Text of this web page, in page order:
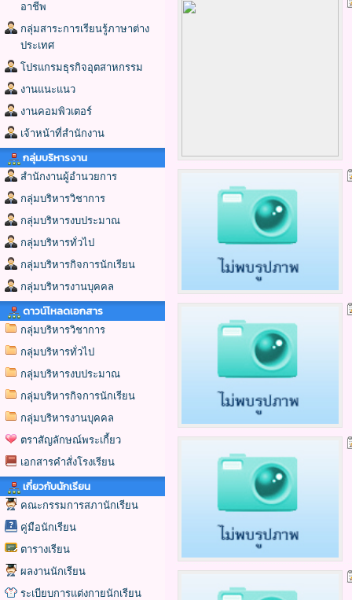
อาชีพ
กลุ่มสาระการเรียนรู้ภาษาต่าง
ประเทศ
โปรแกรมธุรกิจอุตสาหกรรม
งานแนะแนว
งานคอมพิวเตอร์
เจ้าหน้าที่สำนักงาน
กลุ่มบริหารงาน
สำนักงานผู้อำนวยการ
กลุ่มบริหารวิชาการ
กลุ่มบริหารงบประมาณ
กลุ่มบริหารทั่วไป
กลุ่มบริหารกิจการนักเรียน
กลุ่มบริหารงานบุคคล
ดาวน์โหลดเอกสาร
กลุ่มบริหารวิชาการ
กลุ่มบริหารทั่วไป
กลุ่มบริหารงบประมาณ
กลุ่มบริหารกิจการนักเรียน
กลุ่มบริหารงานบุคคล
ตราสัญลักษณ์พระเกี้ยว
เอกสารคำสั่งโรงเรียน
เกี่ยวกับนักเรียน
คณะกรรมการสภานักเรียน
คู่มือนักเรียน
ตารางเรียน
ผลงานนักเรียน
ระเบียบการแต่งกายนักเรียน